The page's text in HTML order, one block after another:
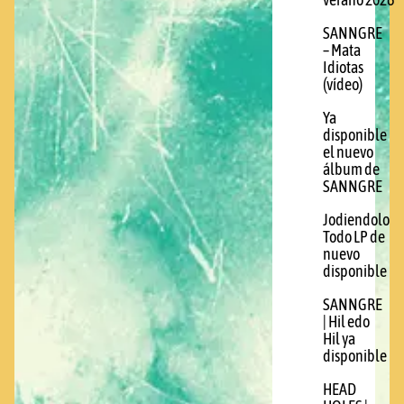
SANNGRE
– Mata
Idiotas
(vídeo)
Ya
disponible
el nuevo
álbum de
SANNGRE
Jodiendolo
Todo LP de
nuevo
disponible
SANNGRE
| Hil edo
Hil ya
disponible
HEAD